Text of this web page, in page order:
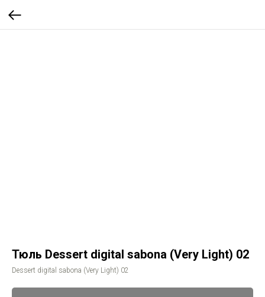
Тюль Dessert digital sabona (Very Light) 02
Dessert digital sabona (Very Light) 02